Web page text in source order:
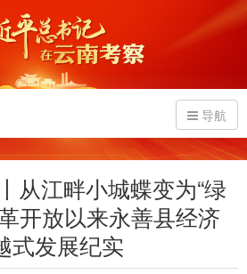
导航
从江畔小城蝶变为“绿
开放以来永善县经济
式发展纪实